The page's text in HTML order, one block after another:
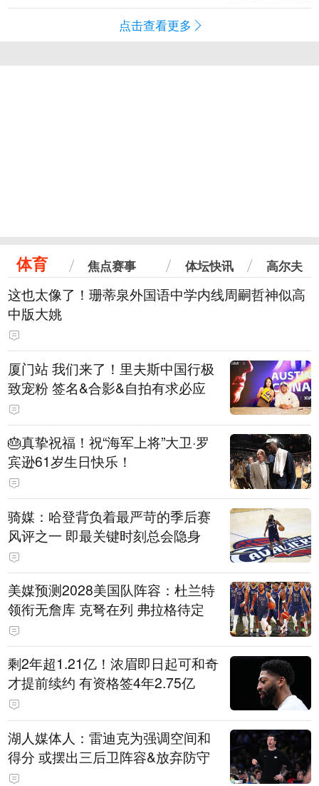
点击查看更多
体育 焦点赛事 体坛快讯 高尔夫
这也太像了！珊蒂泉外国语中学内线周嗣哲神似高
中版大姚
厦门站 我们来了！里夫斯中国行极
致宠粉 签名&合影&自拍有求必应
🎂真挚祝福！祝“海军上将”大卫·罗
宾逊61岁生日快乐！
骑媒：哈登背负着最严苛的季后赛
风评之一 即最关键时刻总会隐身
美媒预测2028美国队阵容：杜兰特
领衔无詹库 克弩在列 弗拉格待定
剩2年超1.21亿！浓眉即日起可和奇
才提前续约 有资格签4年2.75亿
湖人媒体人：雷迪克为强调空间和
得分 或摆出三后卫阵容&放弃防守